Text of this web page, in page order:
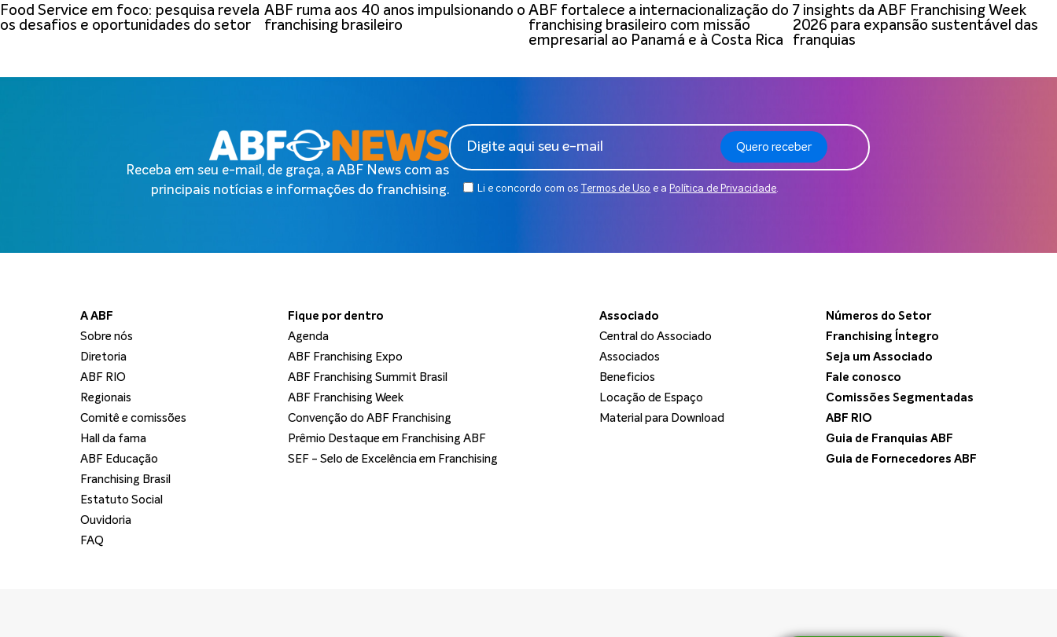
Food Service em foco: pesquisa revela
os desafios e oportunidades do setor
ABF ruma aos 40 anos impulsionando o
franchising brasileiro
ABF fortalece a internacionalização do
franchising brasileiro com missão
empresarial ao Panamá e à Costa Rica
7 insights da ABF Franchising Week
2026 para expansão sustentável das
franquias
Receba em seu e-mail, de graça, a ABF News com as
principais notícias e informações do franchising.
Li e concordo com os Termos de Uso e a Política de Privacidade.
Quero receber
A ABF
Sobre nós
Diretoria
ABF RIO
Regionais
Comitê e comissões
Hall da fama
ABF Educação
Franchising Brasil
Estatuto Social
Ouvidoria
FAQ
Fique por dentro
Agenda
ABF Franchising Expo
ABF Franchising Summit Brasil
ABF Franchising Week
Convenção do ABF Franchising
Prêmio Destaque em Franchising ABF
SEF - Selo de Excelência em Franchising
Associado
Central do Associado
Associados
Beneficios
Locação de Espaço
Material para Download
Números do Setor
Franchising Íntegro
Seja um Associado
Fale conosco
Comissões Segmentadas
ABF RIO
Guia de Franquias ABF
Guia de Fornecedores ABF